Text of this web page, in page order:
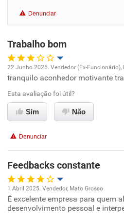
Benefícios
Não recomenda esta
Não recomenda a diretoria
Denunciar
Trabalho bom
Oportunidade de promoção
Ambiente de trabalho
Benefícios
Recomenda esta empresa
22 Junho 2026. Vendedor (Ex-Funcionário),
tranquilo aconhedor motivante
Esta avaliação foi útil?
Sim Não
Denunciar
Feedbacks constante
Oportunidade de promoção
1 Abril 2025. Vendedor, Mato Grosso
É excelente empresa para quem
desenvolvimento pessoal e